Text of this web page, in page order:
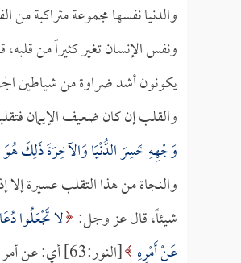
والدنيا نفسها مجموعة متراكبة من
ونفس الإنسان تغير كثيراً من
يكونون أشد ضراوة من شياطين
والقلب إن كان ضعيف الإيمان
وَجْهِهِ خَسِرَ الدُّنْيَا وَالآخِرَةَ ذَلِكَ هُوَ
والنجاة من هذا التقلب عسيرة إلا
شيئاً، قال عز وجل: لا تَجْعَلُوا
عَنْ أَمْرِهِ [النور:63] أي: عن أمر رسول الله صلى الله عليه وسلم